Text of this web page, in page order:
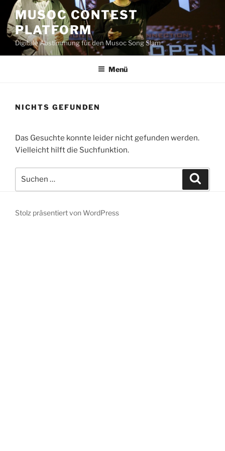
Zum
Inhalt
springen
MUSOC CONTEST
PLATFORM
Digitale Abstimmung für den Musoc Song Slam
Menü
NICHTS GEFUNDEN
Das Gesuchte konnte leider nicht gefunden werden.
Vielleicht hilft die Suchfunktion.
nach:
Stolz präsentiert von WordPress